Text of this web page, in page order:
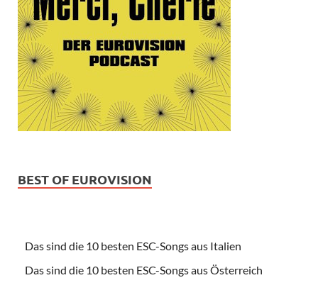
BEST OF EUROVISION
Das sind die 10 besten ESC-Songs aus Italien
Das sind die 10 besten ESC-Songs aus Österreich